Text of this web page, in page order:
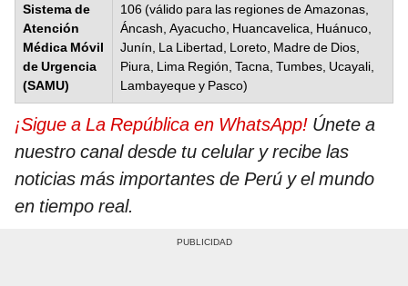
Sistema de
Atención
Médica Móvil
de Urgencia
(SAMU)
106 (válido para las regiones de Amazonas,
Áncash, Ayacucho, Huancavelica, Huánuco,
Junín, La Libertad, Loreto, Madre de Dios,
Piura, Lima Región, Tacna, Tumbes, Ucayali,
Lambayeque y Pasco)
¡Sigue a La República en WhatsApp! Únete a
nuestro canal desde tu celular y recibe las
noticias más importantes de Perú y el mundo
en tiempo real.